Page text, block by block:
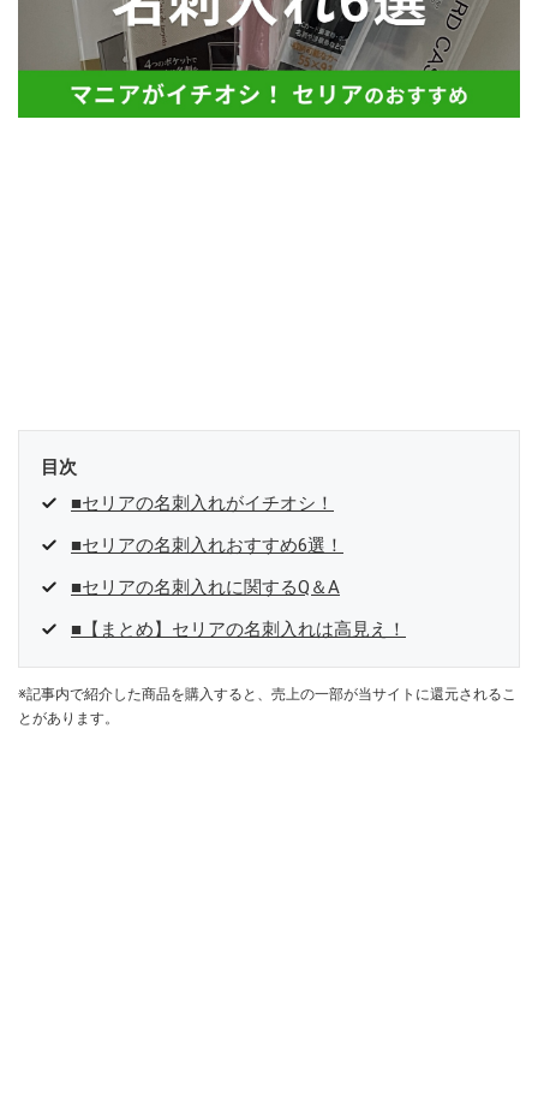
目次
■セリアの名刺入れがイチオシ！
■セリアの名刺入れおすすめ6選！
■セリアの名刺入れに関するQ＆A
■【まとめ】セリアの名刺入れは高見え！
※記事内で紹介した商品を購入すると、売上の一部が当サイトに還元されるこ
とがあります。